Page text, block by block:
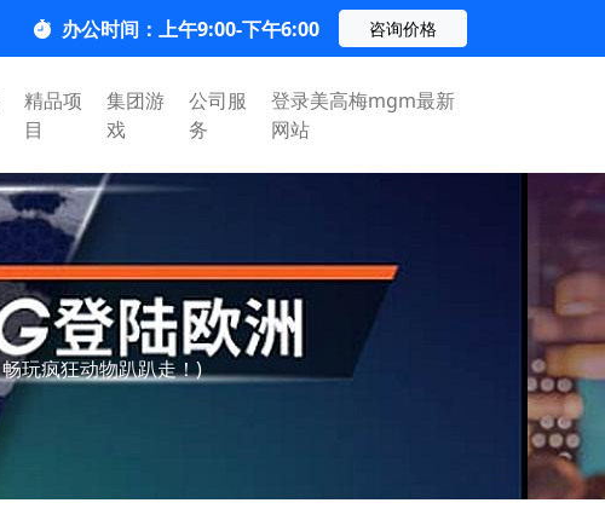
办公时间：上午9:00-下午6:00 咨询价格
精品项
目
集团游
戏
公司服
务
登录美高梅mgm最新
网站
玩疯狂动物趴趴走！)